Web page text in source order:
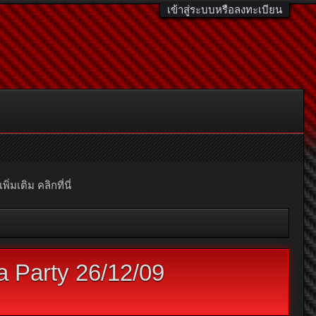
เข้าสู่ระบบหรือลงทะเบียน
พิ่มเติม คลิกที่นี่
Party 26/12/09